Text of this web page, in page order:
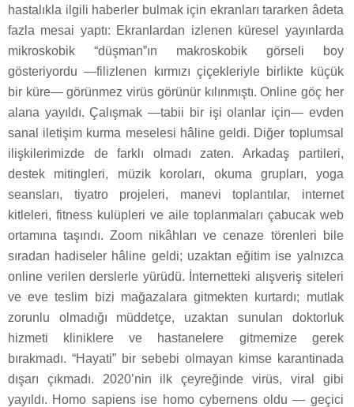
hastalıkla ilgili haberler bulmak için ekranları tararken âdeta
fazla mesai yaptı: Ekranlardan izlenen küresel yayınlarda
mikroskobik “düşman”ın makroskobik görseli boy
gösteriyordu —filizlenen kırmızı çiçekleriyle birlikte küçük
bir küre— görünmez virüs görünür kılınmıştı. Online göç her
alana yayıldı. Çalışmak —tabii bir işi olanlar için— evden
sanal iletişim kurma meselesi hâline geldi. Diğer toplumsal
ilişkilerimizde de farklı olmadı zaten. Arkadaş partileri,
destek mitingleri, müzik koroları, okuma grupları, yoga
seansları, tiyatro projeleri, manevi toplantılar, internet
kitleleri, fitness kulüpleri ve aile toplanmaları çabucak web
ortamına taşındı. Zoom nikâhları ve cenaze törenleri bile
sıradan hadiseler hâline geldi; uzaktan eğitim ise yalnızca
online verilen derslerle yürüdü. İnternetteki alışveriş siteleri
ve eve teslim bizi mağazalara gitmekten kurtardı; mutlak
zorunlu olmadığı müddetçe, uzaktan sunulan doktorluk
hizmeti kliniklere ve hastanelere gitmemize gerek
bırakmadı. “Hayati” bir sebebi olmayan kimse karantinada
dışarı çıkmadı. 2020’nin ilk çeyreğinde virüs, viral gibi
yayıldı. Homo sapiens ise homo cybernens oldu — geçici